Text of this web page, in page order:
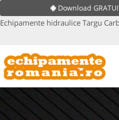
Download
Echipamente hidraulice Targu